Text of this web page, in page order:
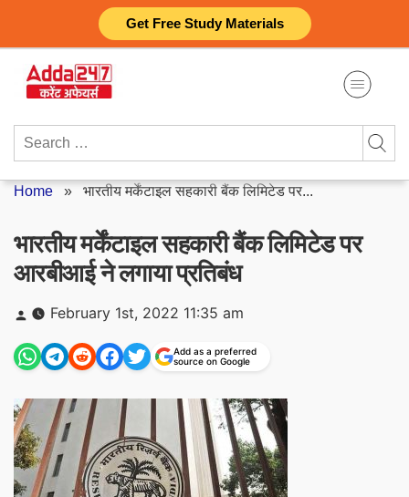
Get Free Study Materials
content
Search
Home » भारतीय मर्केंटाइल सहकारी बैंक लिमिटेड पर...
भारतीय मर्केंटाइल सहकारी बैंक लिमिटेड पर
आरबीआई ने लगाया प्रतिबंध
Posted
by
February 1st, 2022 11:35 am
Add as a preferred
source on Google